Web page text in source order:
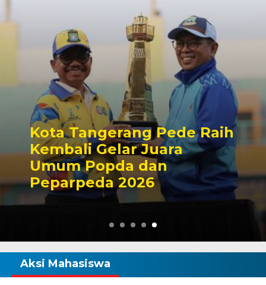
Kota Tangerang Pede Raih
Kembali Gelar Juara
Umum Popda dan
Peparpeda 2026
Aksi Mahasiswa